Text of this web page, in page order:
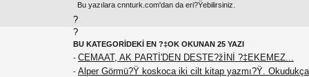
Bu yazılara cnnturk.com'dan da eri?Ÿebilirsiniz.
?
?
BU KATEGORİDEKİ EN ?‡OK OKUNAN 25 YAZI
- CEMAAT, AK PARTİ'DEN DESTE?žİNİ ?‡EKEMEZ...
- Alper Görmü?Ÿ koskoca iki cilt kitap yazmı?Ÿ.